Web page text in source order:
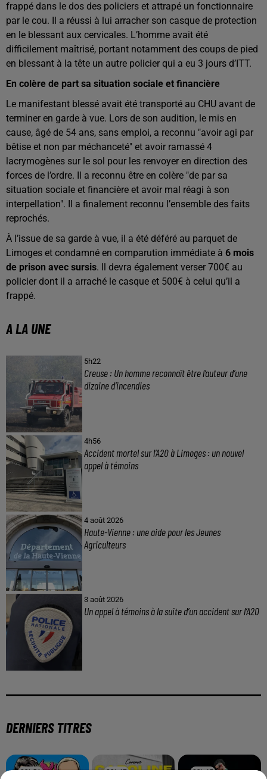
frappé dans le dos des policiers et attrapé un fonctionnaire
par le cou. Il a réussi à lui arracher son casque de protection
en le blessant aux cervicales. L’homme avait été
difficilement maîtrisé, portant notamment des coups de pied
en blessant à la tête un autre policier qui a eu 3 jours d’ITT.
En colère de part sa situation sociale et financière
Le manifestant blessé avait été transporté au CHU avant de
terminer en garde à vue. Lors de son audition, le mis en
cause, âgé de 54 ans, sans emploi, a reconnu "avoir agi par
bêtise et non par méchanceté" et avoir ramassé 4
lacrymogènes sur le sol pour les renvoyer en direction des
forces de l’ordre. Il a reconnu être en colère "de par sa
situation sociale et financière et avoir mal réagi à son
interpellation". Il a finalement reconnu l’ensemble des faits
reprochés.
À l’issue de sa garde à vue, il a été déféré au parquet de
Limoges et condamné en comparution immédiate à 6 mois
de prison avec sursis. Il devra également verser 700€ au
policier dont il a arraché le casque et 500€ à celui qu’il a
frappé.
A LA UNE
5h22
Creuse : Un homme reconnaît être l’auteur d’une
dizaine d’incendies
4h56
Accident mortel sur l’A20 à Limoges : un nouvel
appel à témoins
4 août 2026
Haute-Vienne : une aide pour les Jeunes
Agriculteurs
3 août 2026
Un appel à témoins à la suite d’un accident sur l’A20
DERNIERS TITRES
23h51
23h51 23h47
23h47 23h45
23h45